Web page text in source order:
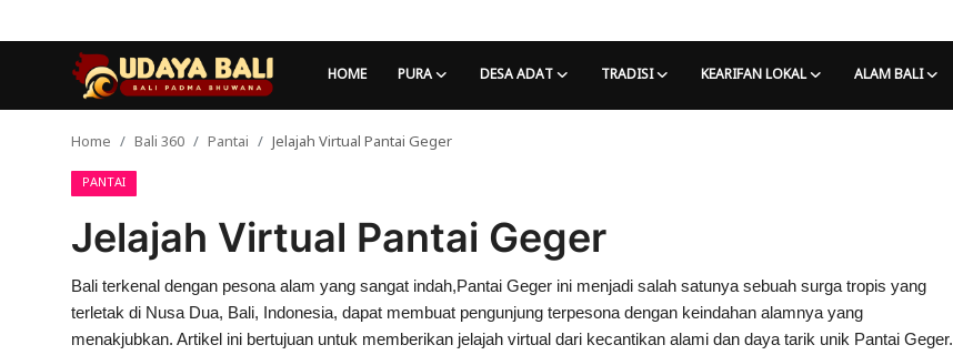
HOME PURA DESA ADAT TRADISI KEARIFAN LOKAL ALAM BALI
Desa Adat
Kearifan lokal
Home Bali 360 Pantai Jelajah Virtual Pantai Geger
PANTAI
Jelajah Virtual Pantai Geger
Bali terkenal dengan pesona alam yang sangat indah,Pantai Geger ini menjadi salah satunya sebuah surga tropis yang
terletak di Nusa Dua, Bali, Indonesia, dapat membuat pengunjung terpesona dengan keindahan alamnya yang
menakjubkan. Artikel ini bertujuan untuk memberikan jelajah virtual dari kecantikan alami dan daya tarik unik Pantai Geger.